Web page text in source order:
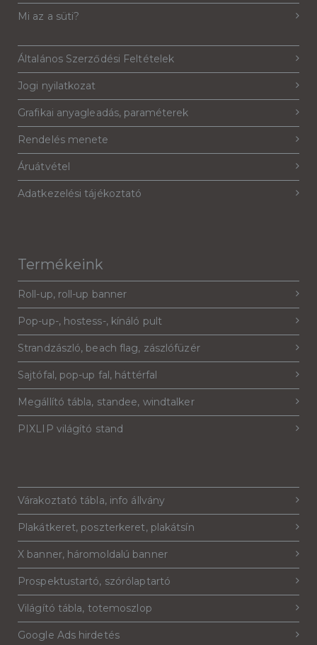
Mi az a süti?
Általános Szerződési Feltételek
Jogi nyilatkozat
Grafikai anyagleadás, paraméterek
Rendelés menete
Áruátvétel
Adatkezelési tájékoztató
Termékeink
Roll-up, roll-up banner
Pop-up-, hostess-, kínáló pult
Strandzászló, beach flag, zászlófüzér
Sajtófal, pop-up fal, háttérfal
Megállító tábla, standee, windtalker
PIXLIP világító stand
Várakoztató tábla, info állvány
Plakátkeret, poszterkeret, plakátsín
X banner, háromoldalú banner
Prospektustartó, szórólaptartó
Világító tábla, totemoszlop
Google Ads hirdetés